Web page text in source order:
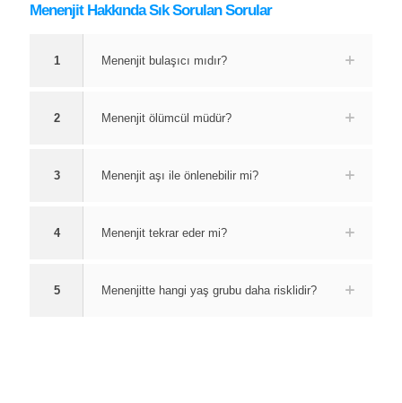
Menenjit Hakkında Sık Sorulan Sorular
1 Menenjit bulaşıcı mıdır?
2 Menenjit ölümcül müdür?
3 Menenjit aşı ile önlenebilir mi?
4 Menenjit tekrar eder mi?
5 Menenjitte hangi yaş grubu daha risklidir?